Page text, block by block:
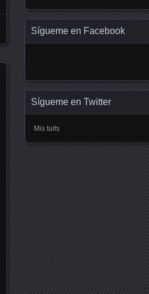
Sígueme en Facebook
Sígueme en Twitter
Mis tuits